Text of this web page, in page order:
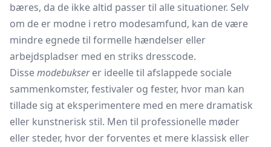
bæres, da de ikke altid passer til alle situationer. Selv
om de er modne i retro modesamfund, kan de være
mindre egnede til formelle hændelser eller
arbejdspladser med en striks dresscode.
Dissemodebukserer ideelle til afslappede sociale
sammenkomster, festivaler og fester, hvor man kan
tillade sig at eksperimentere med en mere dramatisk
eller kunstnerisk stil. Men til professionelle møder
eller steder, hvor der forventes et mere klassisk eller